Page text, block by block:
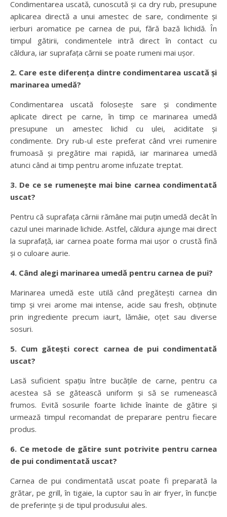
Condimentarea uscată, cunoscută și ca dry rub, presupune
aplicarea directă a unui amestec de sare, condimente și
ierburi aromatice pe carnea de pui, fără bază lichidă. În
timpul gătirii, condimentele intră direct în contact cu
căldura, iar suprafața cărnii se poate rumeni mai ușor.
2. Care este diferența dintre condimentarea uscată și
marinarea umedă?
Condimentarea uscată folosește sare și condimente
aplicate direct pe carne, în timp ce marinarea umedă
presupune un amestec lichid cu ulei, aciditate și
condimente. Dry rub-ul este preferat când vrei rumenire
frumoasă și pregătire mai rapidă, iar marinarea umedă
atunci când ai timp pentru arome infuzate treptat.
3. De ce se rumenește mai bine carnea condimentată
uscat?
Pentru că suprafața cărnii rămâne mai puțin umedă decât în
cazul unei marinade lichide. Astfel, căldura ajunge mai direct
la suprafață, iar carnea poate forma mai ușor o crustă fină
și o culoare aurie.
4. Când alegi marinarea umedă pentru carnea de pui?
Marinarea umedă este utilă când pregătești carnea din
timp și vrei arome mai intense, acide sau fresh, obținute
prin ingrediente precum iaurt, lămâie, oțet sau diverse
sosuri.
5. Cum gătești corect carnea de pui condimentată
uscat?
Lasă suficient spațiu între bucățile de carne, pentru ca
acestea să se gătească uniform și să se rumenească
frumos. Evită sosurile foarte lichide înainte de gătire și
urmează timpul recomandat de preparare pentru fiecare
produs.
6. Ce metode de gătire sunt potrivite pentru carnea
de pui condimentată uscat?
Carnea de pui condimentată uscat poate fi preparată la
grătar, pe grill, în tigaie, la cuptor sau în air fryer, în funcție
de preferințe și de tipul produsului ales.